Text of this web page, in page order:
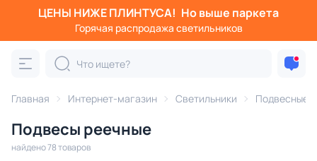
ЦЕНЫ НИЖЕ ПЛИНТУСА! Но выше паркета
Горячая распродажа светильников
Главная Интернет-магазин Светильники Подвесные
Подвесы реечные
найдено 78 товаров
Фильтры
Категория: Подвесные светильники
подвесы на круглом основании